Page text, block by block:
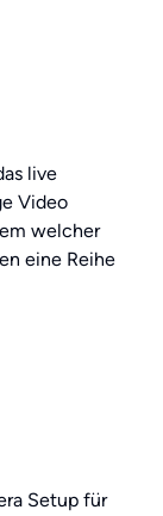
live
Video
welcher
eine Reihe
Setup für